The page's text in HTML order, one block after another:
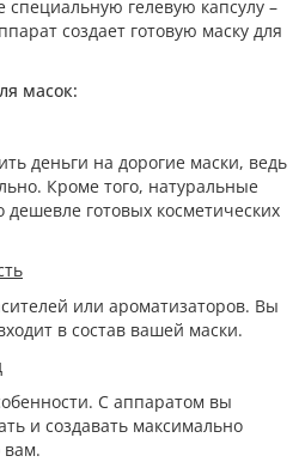
специальную гелевую капсулу –
создает готовую маску для
масок:
деньги на дорогие маски, ведь
Кроме того, натуральные
дешевле готовых косметических
или ароматизаторов. Вы
в состав вашей маски.
С аппаратом вы
и создавать максимально